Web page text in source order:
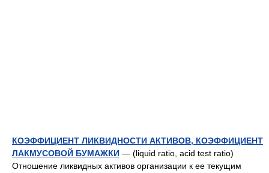
КОЭФФИЦИЕНТ ЛИКВИДНОСТИ АКТИВОВ, КОЭФФИЦИЕНТ
ЛАКМУСОВОЙ БУМАЖКИ — (liquid ratio, acid test ratio)
Отношение ликвидных активов организации к ее текущим